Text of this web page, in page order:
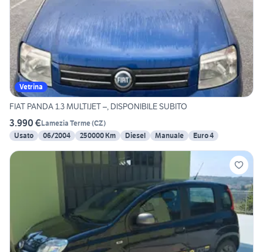
Vetrina
FIAT PANDA 1.3 MULTIJET –, DISPONIBILE SUBITO
3.990 €Lamezia Terme(CZ)
Usato
06/2004 250000 Km Diesel Manuale Euro 4